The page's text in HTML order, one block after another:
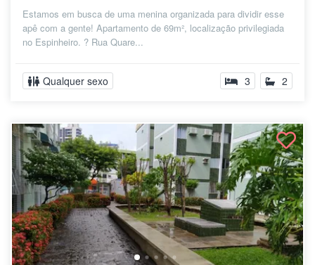
Estamos em busca de uma menina organizada para dividir esse
apê com a gente! Apartamento de 69m², localização privilegiada
no Espinheiro. ? Rua Quare...
Qualquer sexo 3 2